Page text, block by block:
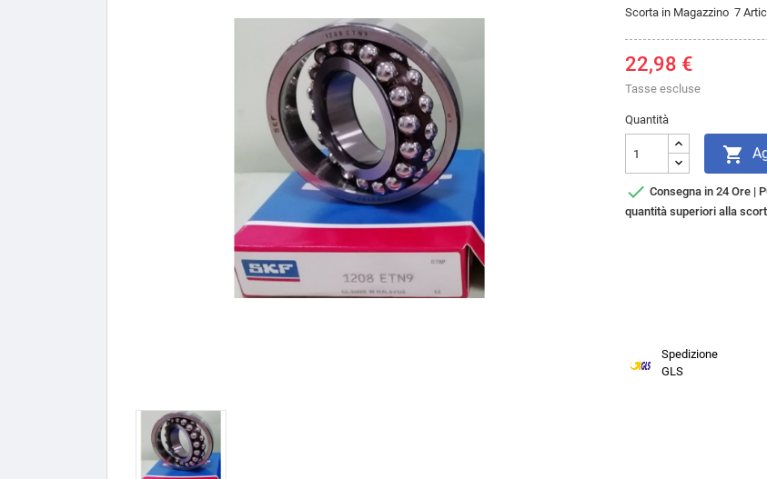
Scorta in Magazzino 7
22,98 €
Tasse escluse
Quantità

 Consegna in 24 Ore |
quantità superiori alla
Spedizione
GLS